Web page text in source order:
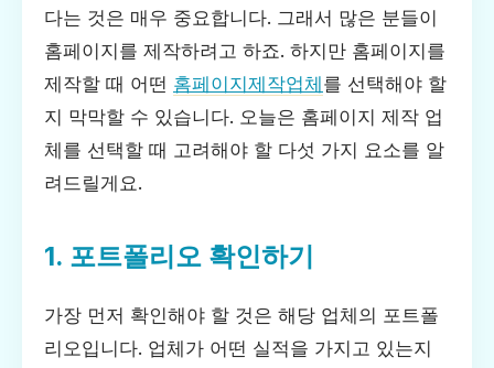
다는 것은 매우 중요합니다. 그래서 많은 분들이
홈페이지를 제작하려고 하죠. 하지만 홈페이지를
제작할 때 어떤 홈페이지제작업체 를 선택해야 할
지 막막할 수 있습니다. 오늘은 홈페이지 제작 업
체를 선택할 때 고려해야 할 다섯 가지 요소를 알
려드릴게요.
1. 포트폴리오 확인하기
가장 먼저 확인해야 할 것은 해당 업체의 포트폴
리오입니다. 업체가 어떤 실적을 가지고 있는지